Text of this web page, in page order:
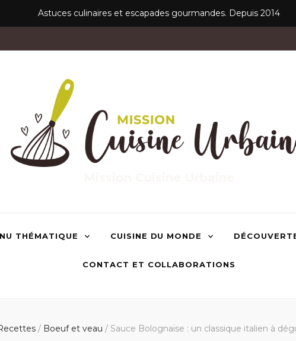
Astuces culinaires et escapades gourmandes. Depuis 2014
THÉMATIQUE CUISINE DU MONDE
CONTACT ET COLLABORATIONS
/ Boeuf et veau / Sauce Bolognaise : un classique italien à